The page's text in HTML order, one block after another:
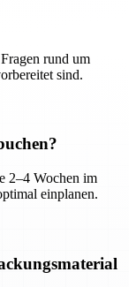
rund um
sind.
2–4 Wochen im
einplanen.